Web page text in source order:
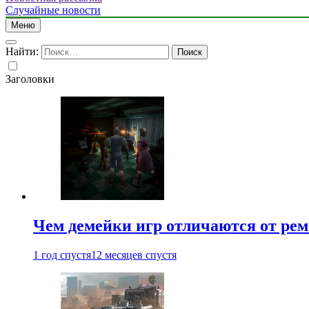
Случайные новости
Меню
Найти:
Заголовки
Чем демейки игр отличаются от
1 год спустя12 месяцев спустя